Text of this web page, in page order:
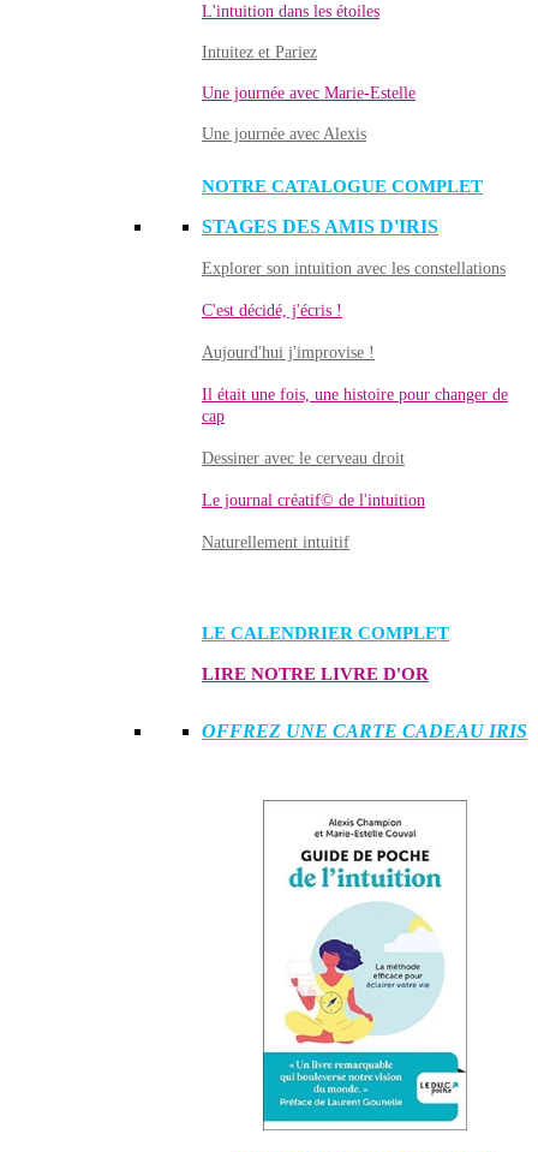
L'intuition dans les étoiles
Intuitez et Pariez
Une journée avec Marie-Estelle
Une journée avec Alexis
NOTRE CATALOGUE COMPLET
STAGES DES AMIS D'IRIS
Explorer son intuition avec les constellations
C'est décidé, j'écris !
Aujourd'hui j'improvise !
Il était une fois, une histoire pour changer de
cap
Dessiner avec le cerveau droit
Le journal créatif© de l'intuition
Naturellement intuitif
LE CALENDRIER COMPLET
LIRE NOTRE LIVRE D'OR
OFFREZ UNE CARTE CADEAU IRIS